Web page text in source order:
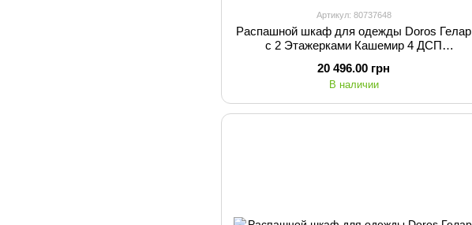
Артикул: 80737648
Распашной шкаф для одежды Doros Гелар
с 2 Этажерками Кашемир 4 ДСП
20 496.00 грн
В наличии